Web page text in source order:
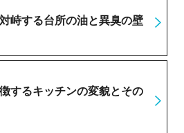
峙する台所の油と異臭の壁
するキッチンの変貌とその